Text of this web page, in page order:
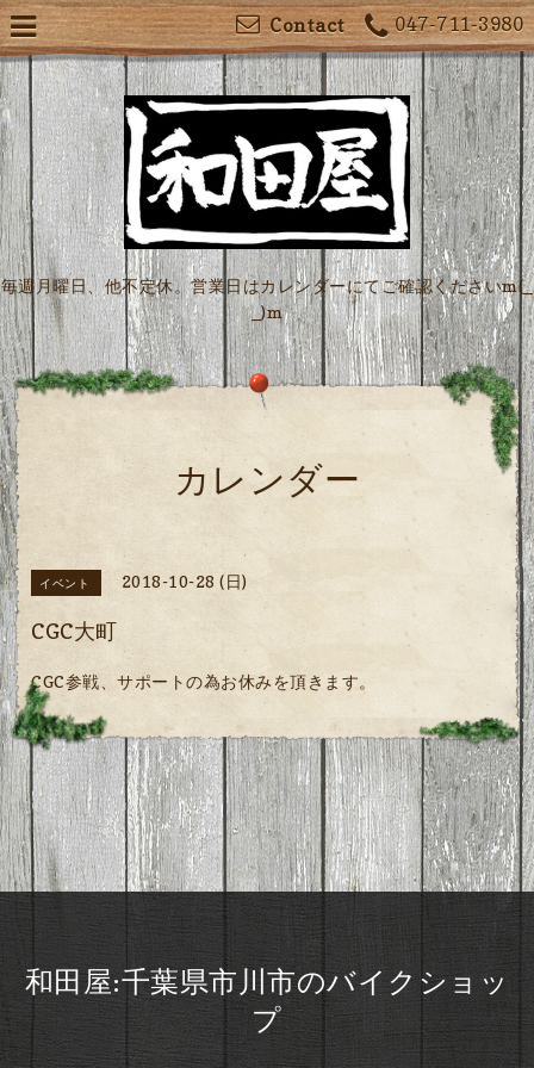
047-711-3980
Contact
毎週月曜日、他不定休。営業日はカレンダーにてご確認くださいm(_
_)m
カレンダー
イベント 2018-10-28 (日)
CGC大町
CGC参戦、サポートの為お休みを頂きます。
和田屋:千葉県市川市のバイクショッ
プ